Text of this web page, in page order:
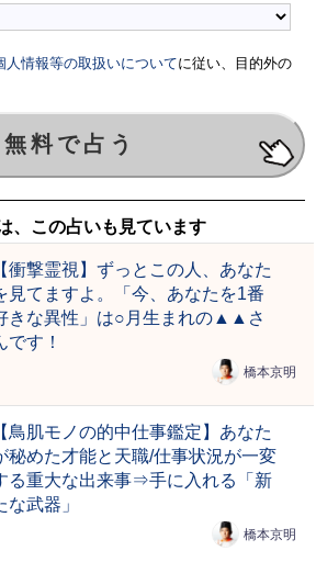
人情報等の取扱いについてに従い、目的外の
、この占いも見ています
【衝撃霊視】ずっとこの人、あなた
見てますよ。「今、あなたを1番
きな異性」は○月生まれの▲▲さ
です！
橋本京明
【鳥肌モノの的中仕事鑑定】あなた
秘めた才能と天職/仕事状況が一変
る重大な出来事⇒手に入れる「新
な武器」
橋本京明